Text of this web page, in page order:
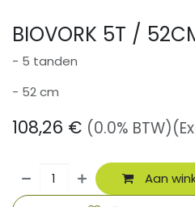
BIOVORK 5T /
- 5 tanden
- 52 cm
108,26 € (0.0% BTW)
Aan